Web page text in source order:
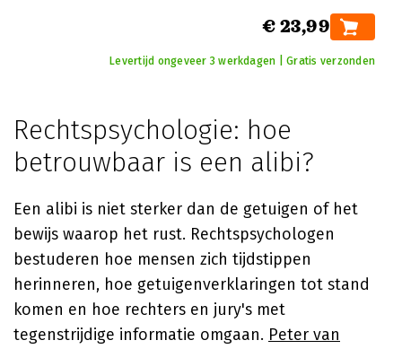
€ 23,99
Levertijd ongeveer 3 werkdagen | Gratis verzonden
Rechtspsychologie: hoe
betrouwbaar is een alibi?
Een alibi is niet sterker dan de getuigen of het
bewijs waarop het rust. Rechtspsychologen
bestuderen hoe mensen zich tijdstippen
herinneren, hoe getuigenverklaringen tot stand
komen en hoe rechters en jury's met
tegenstrijdige informatie omgaan. Peter van